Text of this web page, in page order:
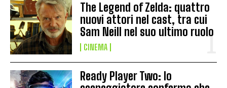
The Legend of Zelda: quattro
nuovi attori nel cast, tra cui
Sam Neill nel suo ultimo ruolo
CINEMA
Ready Player Two: lo